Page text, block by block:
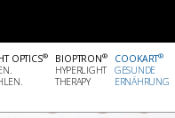
OPTICS® BIOPTRON®
HYPERLIGHT
THERAPY
COOKART®
GESUNDE
ERNÄHRUNG